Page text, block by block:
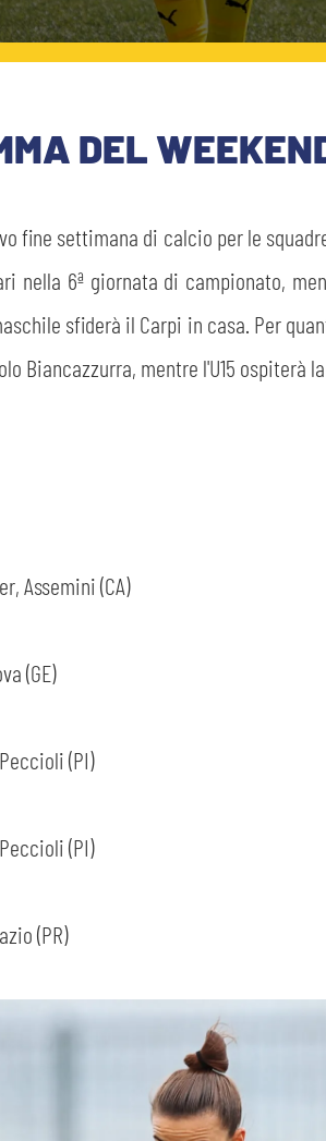
DEL
fine settimana di calcio per le
6ª giornata di campionato,
sfiderà il Carpi in casa. Per
Biancazzurra, mentre l'U15 ospiterà
Assemini (CA)
(GE)
(PI)
(PI)
(PR)